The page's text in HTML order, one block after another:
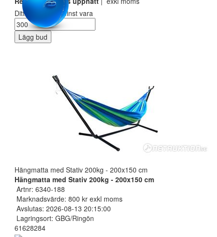
Ditt bud måste minst vara
Lägg bud
Hängmatta med Stativ 200kg - 200x150 cm
Hängmatta med Stativ 200kg - 200x150 cm
Artnr: 6340-188
Marknadsvärde: 800 kr exkl moms
Avslutas: 2026-08-13 20:15:00
Lagringsort: GBG/Ringön
61628284